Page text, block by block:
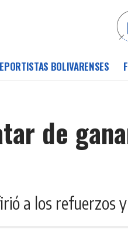
BOLIVARENSES
de
a los refuerzos